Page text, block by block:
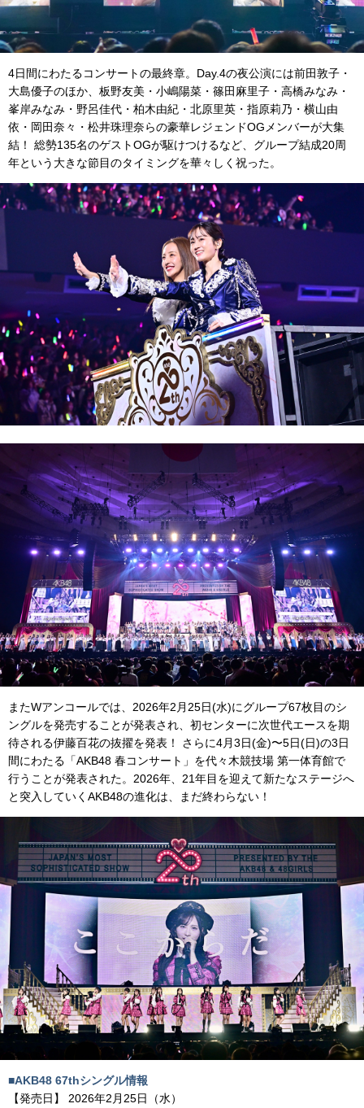
4日間にわたるコンサートの最終章。Day.4の夜公演には前田敦子・
大島優子のほか、板野友美・小嶋陽菜・篠田麻里子・高橋みなみ・
峯岸みなみ・野呂佳代・柏木由紀・北原里英・指原莉乃・横山由
依・岡田奈々・松井珠理奈らの豪華レジェンドOGメンバーが大集
結！ 総勢135名のゲストOGが駆けつけるなど、グループ結成20周
年という大きな節目のタイミングを華々しく祝った。
またWアンコールでは、2026年2月25日(水)にグループ67枚目のシ
ングルを発売することが発表され、初センターに次世代エースを期
待される伊藤百花の抜擢を発表！ さらに4月3日(金)〜5日(日)の3日
間にわたる「AKB48 春コンサート」を代々木競技場 第一体育館で
行うことが発表された。2026年、21年目を迎えて新たなステージへ
と突入していくAKB48の進化は、まだ終わらない！
■AKB48 67thシングル情報
【発売日】 2026年2月25日（水）